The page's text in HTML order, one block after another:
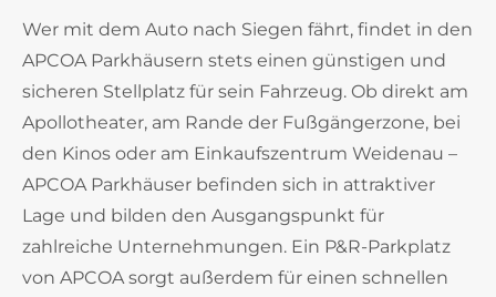
Wer mit dem Auto nach Siegen fährt, findet in den
APCOA Parkhäusern stets einen günstigen und
sicheren Stellplatz für sein Fahrzeug. Ob direkt am
Apollotheater, am Rande der Fußgängerzone, bei
den Kinos oder am Einkaufszentrum Weidenau –
APCOA Parkhäuser befinden sich in attraktiver
Lage und bilden den Ausgangspunkt für
zahlreiche Unternehmungen. Ein P&R-Parkplatz
von APCOA sorgt außerdem für einen schnellen